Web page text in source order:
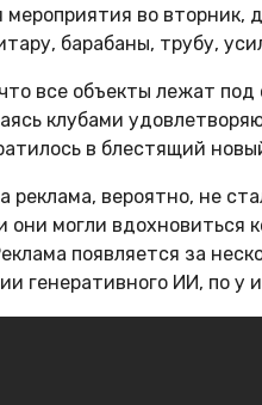
мероприятия во
барабаны, трубу,
все объекты лежат
клубами
в блестящий
реклама, вероятно, не
они могли вдохновиться
появляется за
генеративного ИИ, по